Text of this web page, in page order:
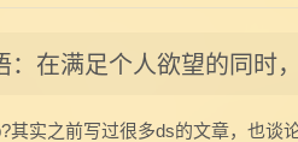
在满足个人欲望的同时
实之前写过很多ds的文章，也谈